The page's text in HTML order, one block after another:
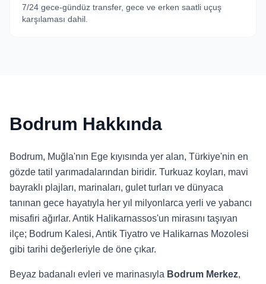
7/24 gece-gündüz transfer, gece ve erken saatli uçuş
karşılaması dahil.
Bodrum Hakkında
Bodrum, Muğla'nın Ege kıyısında yer alan, Türkiye'nin en
gözde tatil yarımadalarından biridir. Turkuaz koyları, mavi
bayraklı plajları, marinaları, gulet turları ve dünyaca
tanınan gece hayatıyla her yıl milyonlarca yerli ve yabancı
misafiri ağırlar. Antik Halikarnassos'un mirasını taşıyan
ilçe; Bodrum Kalesi, Antik Tiyatro ve Halikarnas Mozolesi
gibi tarihi değerleriyle de öne çıkar.
Beyaz badanalı evleri ve marinasıyla Bodrum Merkez,